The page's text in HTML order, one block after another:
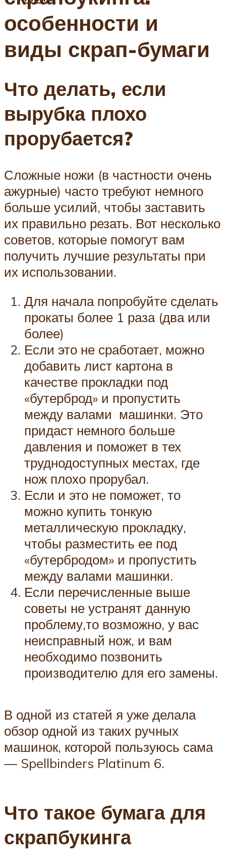
особенности и
виды скрап-бумаги
Что делать, если
вырубка плохо
прорубается?
Сложные ножи (в частности очень
ажурные) часто требуют немного
больше усилий, чтобы заставить
их правильно резать. Вот несколько
советов, которые помогут вам
получить лучшие результаты при
их использовании.
Для начала попробуйте сделать
прокаты более 1 раза (два или
более)
Если это не сработает, можно
добавить лист картона в
качестве прокладки под
«бутерброд» и пропустить
между валами машинки. Это
придаст немного больше
давления и поможет в тех
труднодоступных местах, где
нож плохо прорубал.
Если и это не поможет, то
можно купить тонкую
металлическую прокладку,
чтобы разместить ее под
«бутербродом» и пропустить
между валами машинки.
Если перечисленные выше
советы не устранят данную
проблему,то возможно, у вас
неисправный нож, и вам
необходимо позвонить
производителю для его замены.
В одной из статей я уже делала
обзор одной из таких ручных
машинок, которой пользуюсь сама
— Spellbinders Platinum 6.
Что такое бумага для
скрапбукинга